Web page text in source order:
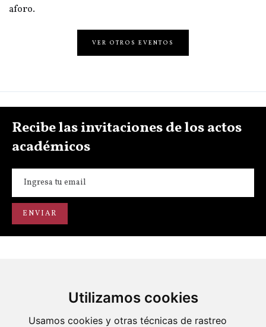
Utilizamos cookies
Usamos cookies y otras técnicas de rastreo
aforo.
VER OTROS EVENTOS
Recibe las invitaciones de los actos
académicos